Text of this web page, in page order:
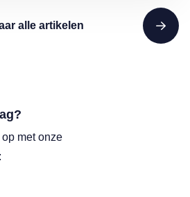
alle artikelen
met onze